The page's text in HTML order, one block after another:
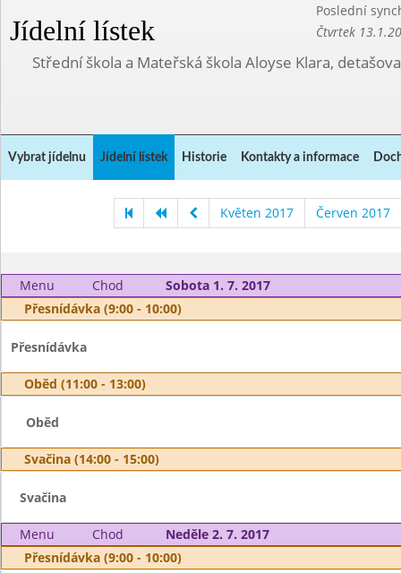
Jídelní lístek
Poslední
Čtvrtek
Střední škola a Mateřská škola Aloyse Klara,
Vybrat jídelnu Jídelní lístek Historie Kontakty a informace
Květen 2017 Červen 2017
Menu Chod
Sobota 1. 7. 2017
Přesnídávka (9:00 - 10:00)
Přesnídávka
Oběd (11:00 - 13:00)
Oběd
Svačina (14:00 - 15:00)
Svačina
Menu Chod
Neděle 2. 7. 2017
Přesnídávka (9:00 - 10:00)